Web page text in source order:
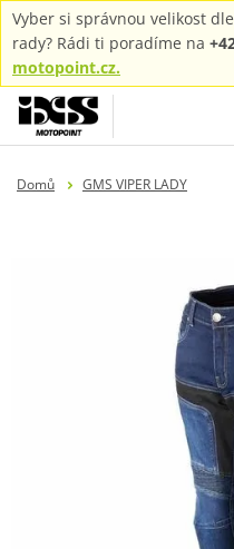
Vyber si správnou velikost dle
rady? Rádi ti poradíme na
motopoint.cz.
Domů
GMS VIPER LADY